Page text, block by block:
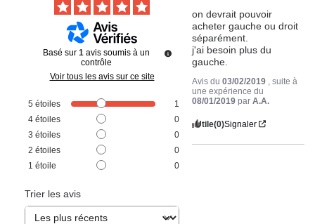
Basé sur 1 avis soumis à un
contrôle
Voir tous les avis sur ce site
5 étoiles
1
4 étoiles
0
3 étoiles
0
2 étoiles
0
1 étoile 0
Trier les avis
on devrait pouvoir
acheter gauche ou droit
séparément.
j'ai besoin plus du
gauche.
Avis du03/02/2019
, suite à
une expérience du
08/01/2019 parA.A.
Utile(0)Signaler